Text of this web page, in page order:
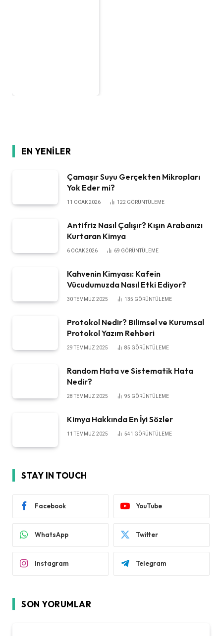
EN YENILER
Çamaşır Suyu Gerçekten Mikropları
Yok Eder mi?
11 OCAK 2026 122 GÖRÜNTÜLEME
Antifriz Nasıl Çalışır? Kışın Arabanızı
Kurtaran Kimya
6 OCAK 2026 69 GÖRÜNTÜLEME
Kahvenin Kimyası: Kafein
Vücudumuzda Nasıl Etki Ediyor?
30 TEMMUZ 2025 135 GÖRÜNTÜLEME
Protokol Nedir? Bilimsel ve Kurumsal
Protokol Yazım Rehberi
29 TEMMUZ 2025 85 GÖRÜNTÜLEME
Random Hata ve Sistematik Hata
Nedir?
28 TEMMUZ 2025 95 GÖRÜNTÜLEME
Kimya Hakkında En İyi Sözler
11 TEMMUZ 2025 541 GÖRÜNTÜLEME
STAY IN TOUCH
Facebook YouTube
WhatsApp Twitter
Instagram Telegram
SON YORUMLAR